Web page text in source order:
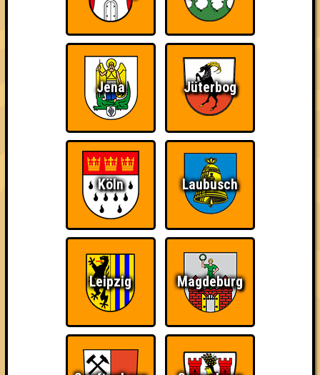
1. Die Pubnasen
17
18 57
1. TriViagra
20 57
20 20 55
2. NullPointerException
3. Die Quizbegierigen
Jena Jüterbog
Köln Laubusch
Leipzig Magdeburg